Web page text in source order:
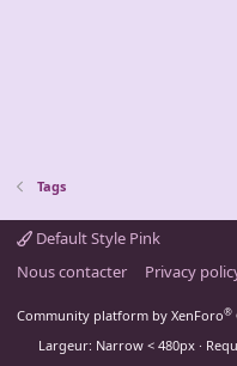
Tags
Default Style Pink
Nous contacter
Privacy
Community platform by XenForo®
Largeur